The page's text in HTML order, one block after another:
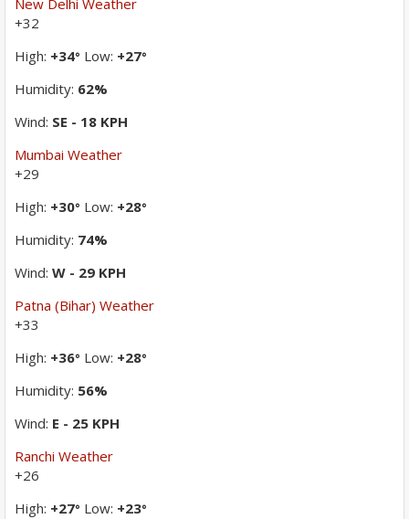
New Delhi Weather
+32
High: +34° Low: +27°
Humidity: 62%
Wind: SE - 18 KPH
Mumbai Weather
+29
High: +30° Low: +28°
Humidity: 74%
Wind: W - 29 KPH
Patna (Bihar) Weather
+33
High: +36° Low: +28°
Humidity: 56%
Wind: E - 25 KPH
Ranchi Weather
+26
High: +27° Low: +23°